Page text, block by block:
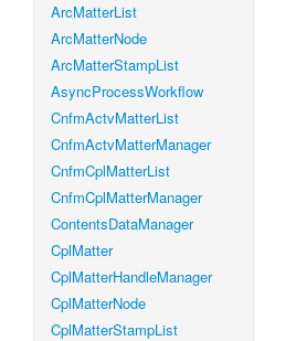
ArcMatterList
ArcMatterNode
ArcMatterStampList
AsyncProcessWorkflow
CnfmActvMatterList
CnfmActvMatterManager
CnfmCplMatterList
CnfmCplMatterManager
ContentsDataManager
CplMatter
CplMatterHandleManager
CplMatterNode
CplMatterStampList